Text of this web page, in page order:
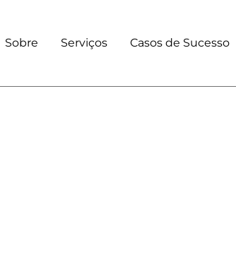
Sobre Serviços Casos de Sucesso